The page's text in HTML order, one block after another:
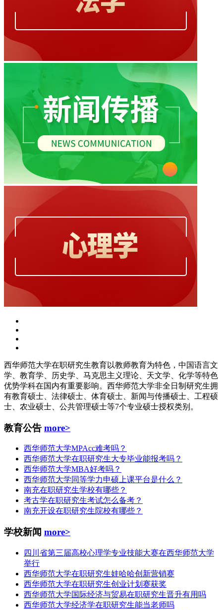
西华师范大学在职研究生教育以教师教育为特色，中国语言文
学、教育学、历史学、马克思主义理论、天文学、化学等特色
优势学科在国内有重要影响。西华师范大学非全日制研究生拥
有教育硕士、法律硕士、体育硕士、新闻与传播硕士、工程硕
士、农业硕士、公共管理硕士等7个专业硕士授权类别。
教育公告 more>
西华师范大学MPAcc难考吗？
西华师范大学在职研究生大专毕业能报考吗？
西华师范大学MBA好考吗？
西华师范大学同等学力申硕上课平台是什么？
南充在职研究生学校有哪些？
考古学在职研究生考试怎么备考？
南充开设在职研究生院校有哪些？
学校新闻 more>
四川省第三届高校心理学专业技能大赛在西华师范大学
举行
西华师范大学在职研究生娃哈哈创新营销赛
西华师范大学在职研究生创业计划赛获奖
西华师范大学国际经济与贸易在职研究生晋升有用吗
西华师范大学经济学在职研究生能当老师吗